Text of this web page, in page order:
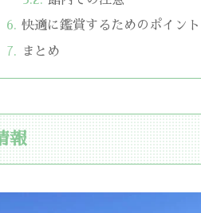
快適に鑑賞するためのポイント
まとめ
報